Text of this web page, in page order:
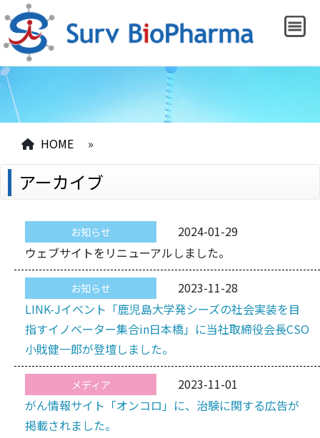
HOME »
アーカイブ
お知らせ
2024-01-29
ウェブサイトをリニューアルしました。
お知らせ
2023-11-28
LINK-Jイベント「鹿児島大学発シーズの社会実装を目
指すイノベーター集合in日本橋」に当社取締役会長CSO
小戝健一郎が登壇しました。
メディア
2023-11-01
がん情報サイト「オンコロ」に、治験に関する広告が
掲載されました。